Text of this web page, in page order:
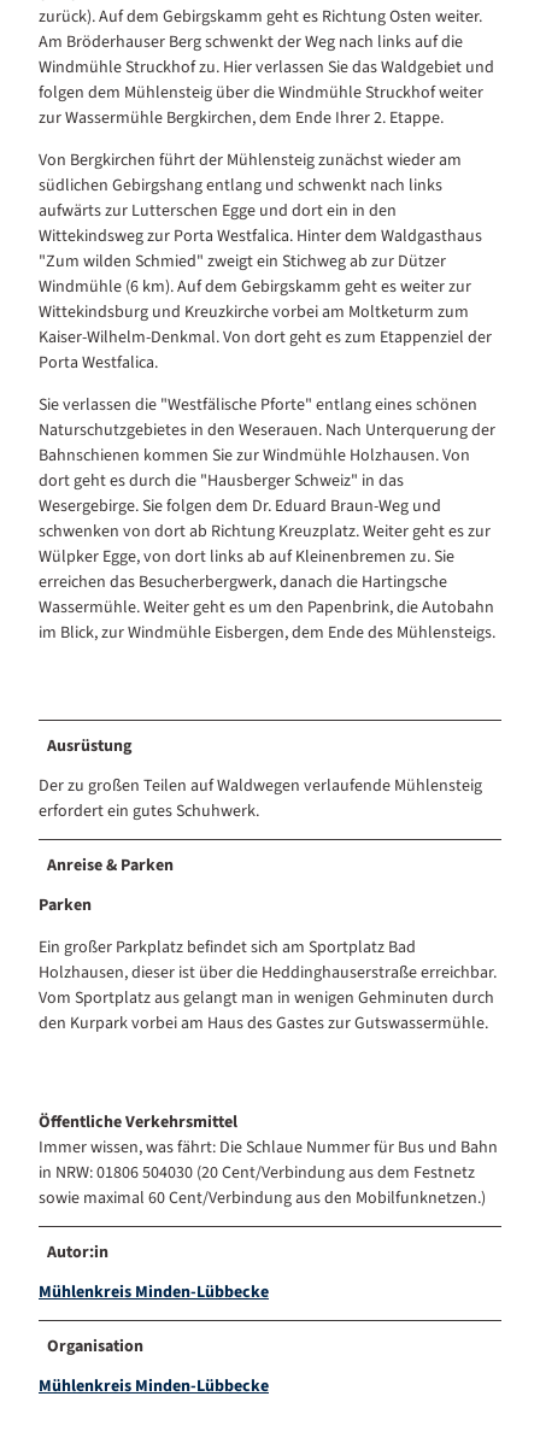
zurück). Auf dem Gebirgskamm geht es Richtung Osten weiter.
Am Bröderhauser Berg schwenkt der Weg nach links auf die
Windmühle Struckhof zu. Hier verlassen Sie das Waldgebiet und
folgen dem Mühlensteig über die Windmühle Struckhof weiter
zur Wassermühle Bergkirchen, dem Ende Ihrer 2. Etappe.
Von Bergkirchen führt der Mühlensteig zunächst wieder am
südlichen Gebirgshang entlang und schwenkt nach links
aufwärts zur Lutterschen Egge und dort ein in den
Wittekindsweg zur Porta Westfalica. Hinter dem Waldgasthaus
"Zum wilden Schmied" zweigt ein Stichweg ab zur Dützer
Windmühle (6 km). Auf dem Gebirgskamm geht es weiter zur
Wittekindsburg und Kreuzkirche vorbei am Moltketurm zum
Kaiser-Wilhelm-Denkmal. Von dort geht es zum Etappenziel der
Porta Westfalica.
Sie verlassen die "Westfälische Pforte" entlang eines schönen
Naturschutzgebietes in den Weserauen. Nach Unterquerung der
Bahnschienen kommen Sie zur Windmühle Holzhausen. Von
dort geht es durch die "Hausberger Schweiz" in das
Wesergebirge. Sie folgen dem Dr. Eduard Braun-Weg und
schwenken von dort ab Richtung Kreuzplatz. Weiter geht es zur
Wülpker Egge, von dort links ab auf Kleinenbremen zu. Sie
erreichen das Besucherbergwerk, danach die Hartingsche
Wassermühle. Weiter geht es um den Papenbrink, die Autobahn
im Blick, zur Windmühle Eisbergen, dem Ende des Mühlensteigs.
Ausrüstung
Der zu großen Teilen auf Waldwegen verlaufende Mühlensteig
erfordert ein gutes Schuhwerk.
Anreise & Parken
Parken
Ein großer Parkplatz befindet sich am Sportplatz Bad
Holzhausen, dieser ist über die Heddinghauserstraße erreichbar.
Vom Sportplatz aus gelangt man in wenigen Gehminuten durch
den Kurpark vorbei am Haus des Gastes zur Gutswassermühle.
Öffentliche Verkehrsmittel
Immer wissen, was fährt: Die Schlaue Nummer für Bus und Bahn
in NRW: 01806 504030 (20 Cent/Verbindung aus dem Festnetz
sowie maximal 60 Cent/Verbindung aus den Mobilfunknetzen.)
Autor:in
Mühlenkreis Minden-Lübbecke
Organisation
Mühlenkreis Minden-Lübbecke